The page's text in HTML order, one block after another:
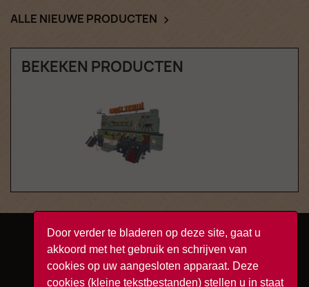
Door verder te bladeren op deze site, gaat u
akkoord met het gebruik en schrijven van
cookies op uw aangesloten apparaat. Deze
cookies (kleine tekstbestanden) stellen u in staat
ALLE NIEUWE PRODUCTEN 
BEKEKEN PRODUCTEN
FacebookYouTubeInstagram
TikTok